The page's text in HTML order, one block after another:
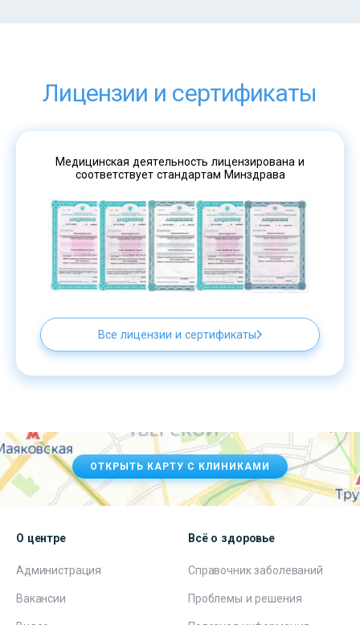
Лицензии и сертификаты
Медицинская деятельность лицензирована и
соответствует стандартам Минздрава
Все лицензии и сертификаты
ОТКРЫТЬ КАРТУ С КЛИНИКАМИ
О центре
Администрация
Вакансии
Всё о здоровье
Справочник заболеваний
Проблемы и решения